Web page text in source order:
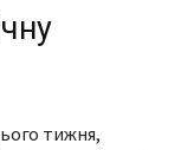
тижня,